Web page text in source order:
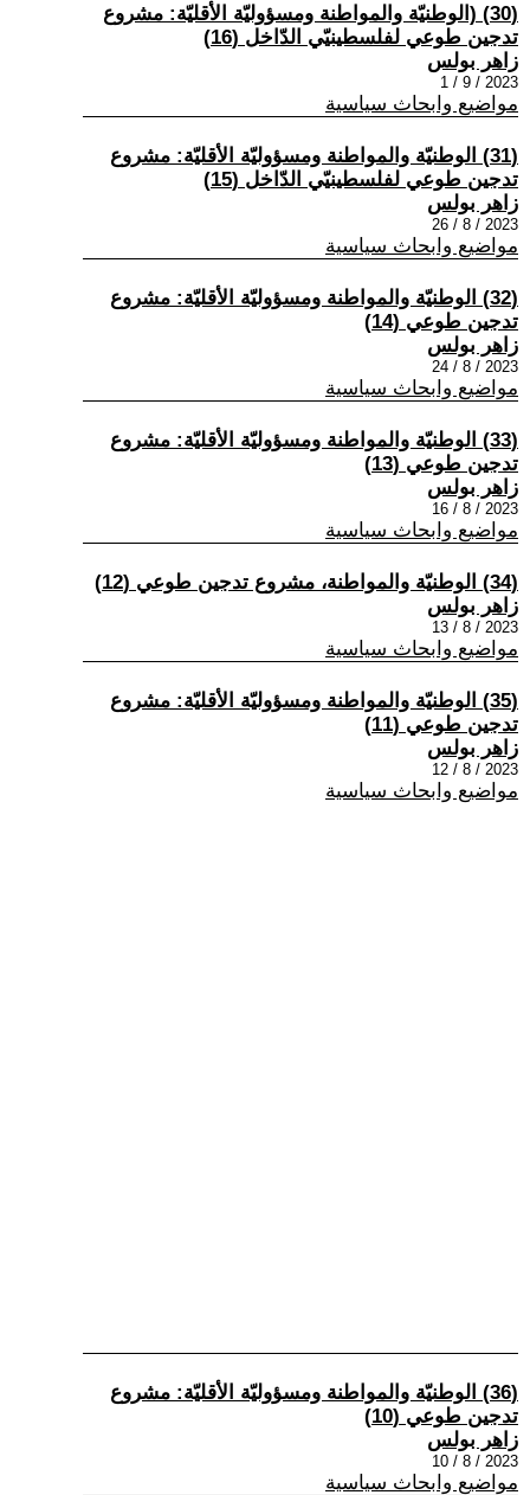
(30) (الوطنيّة والمواطنة ومسؤوليّة الأقليّة: مشروع
تدجين طوعي لفلسطينيّي الدّاخل (16)
زاهر بولس
2023 / 9 / 1
مواضيع وابحاث سياسية
(31) الوطنيّة والمواطنة ومسؤوليّة الأقليّة: مشروع
تدجين طوعي لفلسطينيّي الدّاخل (15)
زاهر بولس
2023 / 8 / 26
مواضيع وابحاث سياسية
(32) الوطنيّة والمواطنة ومسؤوليّة الأقليّة: مشروع
تدجين طوعي (14)
زاهر بولس
2023 / 8 / 24
مواضيع وابحاث سياسية
(33) الوطنيّة والمواطنة ومسؤوليّة الأقليّة: مشروع
تدجين طوعي (13)
زاهر بولس
2023 / 8 / 16
مواضيع وابحاث سياسية
(34) الوطنيّة والمواطنة، مشروع تدجين طوعي (12)
زاهر بولس
2023 / 8 / 13
مواضيع وابحاث سياسية
(35) الوطنيّة والمواطنة ومسؤوليّة الأقليّة: مشروع
تدجين طوعي (11)
زاهر بولس
2023 / 8 / 12
مواضيع وابحاث سياسية
(36) الوطنيّة والمواطنة ومسؤوليّة الأقليّة: مشروع
تدجين طوعي (10)
زاهر بولس
2023 / 8 / 10
مواضيع وابحاث سياسية